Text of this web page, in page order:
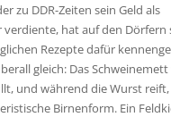
zu DDR-Zeiten sein Geld als
verdiente, hat auf den Dörfern
Rezepte dafür
gleich: Das
und während die Wurst
Birnenform. Ein